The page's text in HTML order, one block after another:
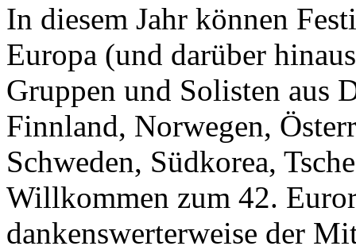
In diesem Jahr können
Europa (und darüber
Gruppen und Solisten aus
Finnland, Norwegen,
Schweden, Südkorea,
Willkommen zum 42.
dankenswerterweise der